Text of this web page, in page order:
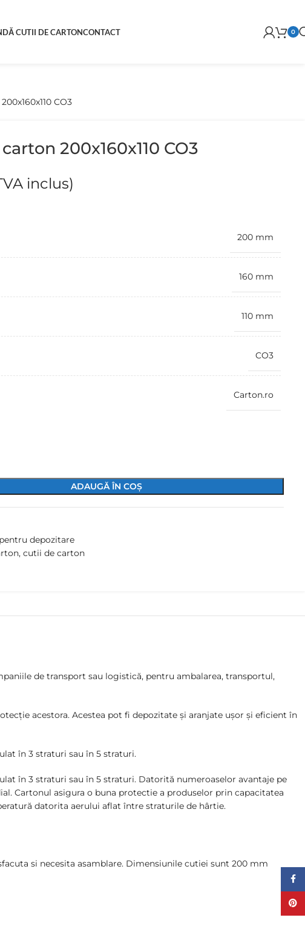
CUTII DE CARTONCONTACT 0
CO3
200x160x110 CO3
inclus)
200 mm
160 mm
110 mm
CO3
Carton.ro
ADAUGĂ ÎN COȘ
depozitare
, cutii de carton
de transport sau logistică, pentru ambalarea, transportul,
acestora. Acestea pot fi depozitate și aranjate ușor și eficient în
în 3 straturi sau în 5 straturi.
în 3 straturi sau în 5 straturi. Datorită numeroaselor avantaje pe
Cartonul asigura o buna protectie a produselor prin capacitatea
datorita aerului aflat între straturile de hârtie.
si necesita asamblare. Dimensiunile cutiei sunt 200 mm